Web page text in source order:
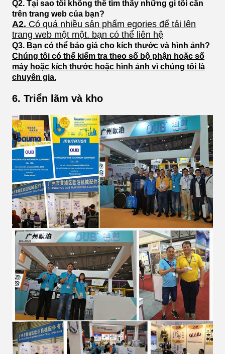
Q2. Tại sao tôi không thể tìm thấy những gì tôi cần
trên trang web của bạn?
A2. Có quá nhiều sản phẩm egories để tải lên
trang web một một. bạn có thể liên hệ
Q3. Bạn có thể báo giá cho kích thước và hình ảnh?
Chúng tôi có thể kiểm tra theo số bộ phận hoặc số
máy hoặc kích thước hoặc hình ảnh vì chúng tôi là
chuyên gia.
6. Triển lãm và kho